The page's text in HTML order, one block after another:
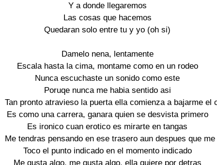
Y a donde llegaremos
Las cosas que hacemos
Quedaran solo entre tu y yo (oh si)
Damelo nena, lentamente
Escala hasta la cima, montame como en un rodeo
Nunca escuchaste un sonido como este
Poruqe nunca me habia sentido asi
Tan pronto atravieso la puerta ella comienza a bajarme el
Es como una carrera, ganara quien se desvista primero
Es ironico cuan erotico es mirarte en tangas
Me tendras pensando en ese trasero aun despues que
Toco el punto indicado en el momento indicado
Me gusta algo, me gusta algo, ella quiere por detras